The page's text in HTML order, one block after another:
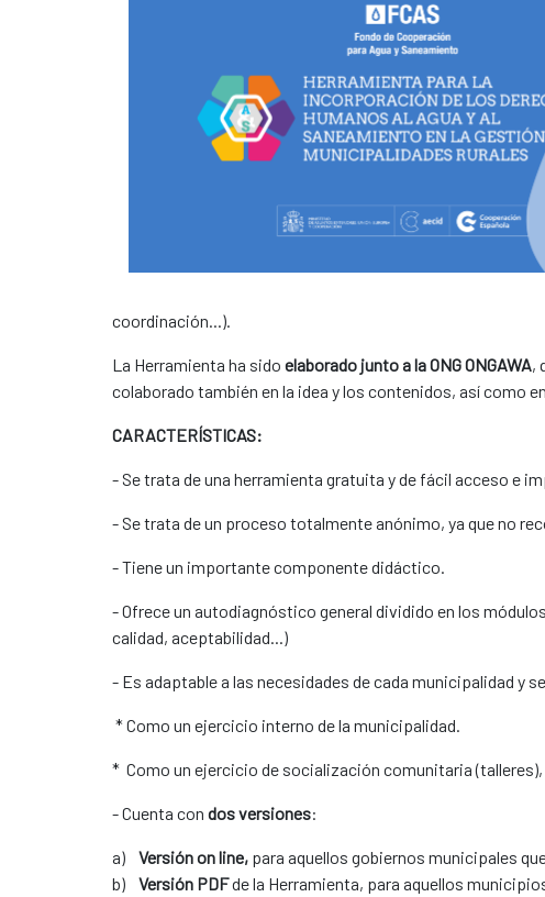
coordinación...).
La Herramienta ha sido elaborado junto a la ONG ONGAWA,
colaborado también en la idea y los contenidos, así como
CARACTERÍSTICAS:
- Se trata de una herramienta gratuita y de fácil acceso e
- Se trata de un proceso totalmente anónimo, ya que no
- Tiene un importante componente didáctico.
- Ofrece un autodiagnóstico general dividido en los
calidad, aceptabilidad...)
- Es adaptable a las necesidades de cada municipalidad y
* Como un ejercicio interno de la municipalidad.
* Como un ejercicio de socialización comunitaria
- Cuenta con dos versiones:
a) Versión on line, para aquellos gobiernos municipales
b) Versión PDFde la Herramienta, para aquellos